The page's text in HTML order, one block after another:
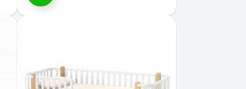
варіантів.
Параметри